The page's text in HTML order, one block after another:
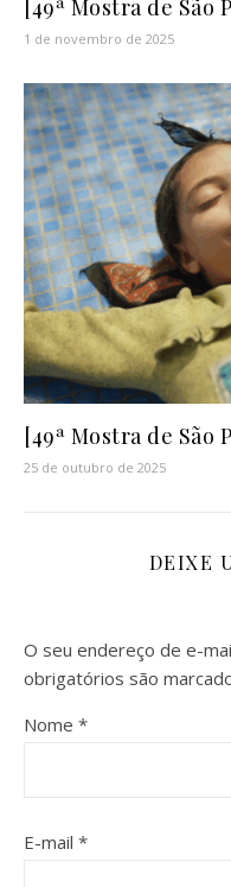
[49ª Mostra de
1 de novembro de 2025
[49ª Mostra de São
25 de outubro de 2025
DEIXE
O seu endereço de e-
obrigatórios são
Nome *
E-mail *